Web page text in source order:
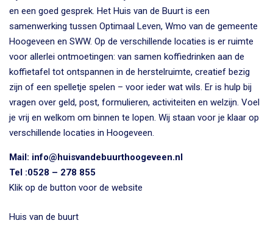
en een goed gesprek. Het Huis van de Buurt is een
samenwerking tussen Optimaal Leven, Wmo van de gemeente
Hoogeveen en SWW. Op de verschillende locaties is er ruimte
voor allerlei ontmoetingen: van samen koffiedrinken aan de
koffietafel tot ontspannen in de herstelruimte, creatief bezig
zijn of een spelletje spelen – voor ieder wat wils. Er is hulp bij
vragen over geld, post, formulieren, activiteiten en welzijn. Voel
je vrij en welkom om binnen te lopen. Wij staan voor je klaar op
verschillende locaties in Hoogeveen.
Mail: info@huisvandebuurthoogeveen.nl
Tel :0528 – 278 855
Klik op de button voor de website
Huis van de buurt